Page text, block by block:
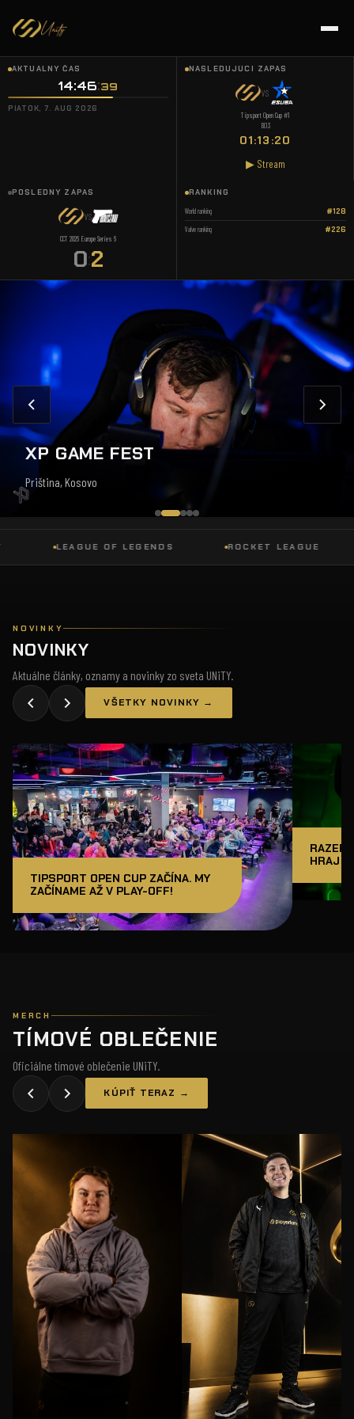
AKTUÁLNY ČAS
14:46 40
PIATOK, 7. AUG 2026
NASLEDUJÚCI ZÁPAS
VS
Tipsport Open Cup #1
BO3
01:13:19
▶ Stream
POSLEDNÝ ZÁPAS
VS
CCT 2026 Europe Series 6
0:2
RANKING
World ranking #128
Valve ranking #226
XP GAME FEST
Priština, Kosovo
LEAGUE OF LEGENDS ROCKET LEAGUE
NOVINKY
NOVINKY
Aktuálne články, oznamy a novinky zo sveta UNiTY.
VŠETKY NOVINKY →
TIPSPORT OPEN CUP ZAČÍNA. MY
ZAČÍNAME AŽ V PLAY-OFF!
RAZER
HRAJ
MERCH
TÍMOVÉ OBLEČENIE
Oficiálne tímové oblečenie UNiTY.
KÚPIŤ TERAZ →